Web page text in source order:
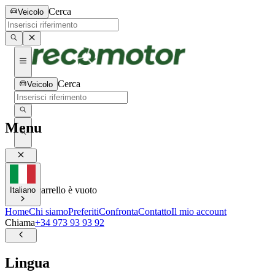
Veicolo Cerca
Veicolo Cerca
0
Il tuo carrello è vuoto
Menu
Italiano
HomeChi siamoPreferitiConfrontaContattoIl mio account
Chiama+34 973 93 93 92
Lingua